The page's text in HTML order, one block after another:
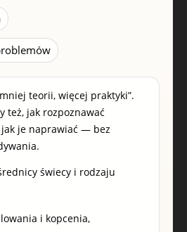
teorii, więcej praktyki”.
też, jak rozpoznawać
jak je naprawiać — bez
świecy i rodzaju
i kopcenia,